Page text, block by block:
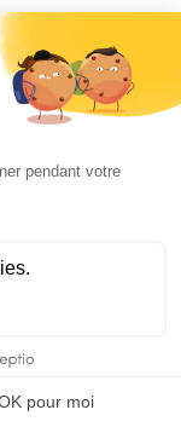
4* situé en
et boîtes